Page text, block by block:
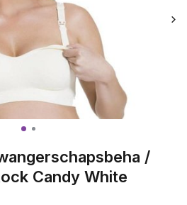
/
Candy White